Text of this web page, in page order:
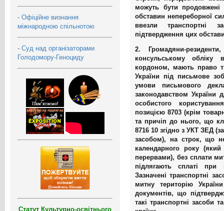
- Офіційне визнання
міжнародною спільнотою
- Суд над організаторами
Голодомору-Геноциду
Статут Культурно-освітнього
можуть бути
обставин непереборної
ввезли транспортні
підтвердження цих
2. Громадяни-
консульському обліку
кордоном, мають право
України під письмове
умови письмового
законодавством України
особистого
позицією 8703 (крім
та причіп до нього, що
8716 10 згідно з УКТ ЗЕД
засобом), на строк, що
календарного року
перервами), без сплати
підлягають сплаті при
Зазначені транспортні
митну територію
документів, що
такі транспортні засоби